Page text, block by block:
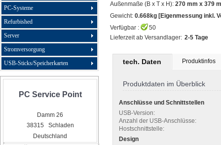
PC-Systeme
Refurbished
Server
Stromversorgung
USB-Sticks/Speicherkarten
PC Service Point
Damm 26
38315 Schladen
Deutschland
Außenmaße (B x T x H): 270 mm x 379
Gewicht: 0.668kg [Eigenmessung inkl.
Verfügbar :
50
Lieferzeit ab Versandlager: 2-5 Tage
tech. Daten Produktinfos
Produktdaten im Überblick
Anschlüsse und Schnittstellen
USB-Version:
Anzahl der USB-Anschlüsse:
Hostschnittstelle:
Design